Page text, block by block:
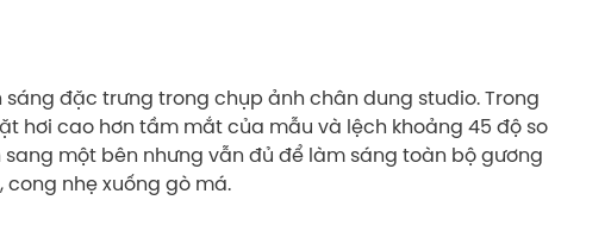
đặc trưng trong chụp ảnh chân dung studio. Trong
hơi cao hơn tầm mắt của mẫu và lệch khoảng 45 độ so
một bên nhưng vẫn đủ để làm sáng toàn bộ gương
nhẹ xuống gò má.